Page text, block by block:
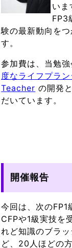
いま
FP3
験の最新動向を
す。
参加費は、当勉
度なライフプラ
Teacher の開発
だいています。
開催報告
今回は、次のFP1
CFPや1級実技を
れど知識のブラ
ど、20人ほどの